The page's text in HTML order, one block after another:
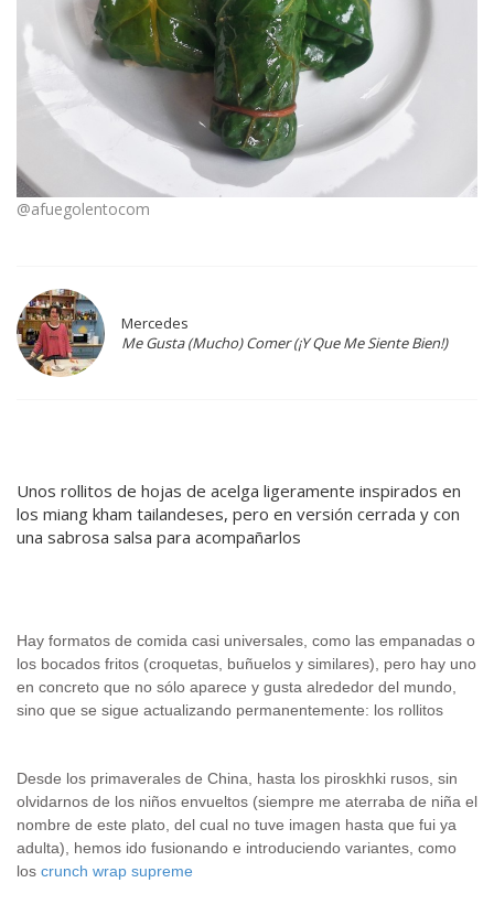
@afuegolentocom
Mercedes
Me Gusta (Mucho) Comer (¡Y Que Me Siente Bien!)
Unos rollitos de hojas de acelga ligeramente inspirados en
los miang kham tailandeses, pero en versión cerrada y con
una sabrosa salsa para acompañarlos
Hay formatos de comida casi universales, como las empanadas o
los bocados fritos (croquetas, buñuelos y similares), pero hay uno
en concreto que no sólo aparece y gusta alrededor del mundo,
sino que se sigue actualizando permanentemente: los rollitos
Desde los primaverales de China, hasta los piroskhki rusos, sin
olvidarnos de los niños envueltos (siempre me aterraba de niña el
nombre de este plato, del cual no tuve imagen hasta que fui ya
adulta), hemos ido fusionando e introduciendo variantes, como
los crunch wrap supreme